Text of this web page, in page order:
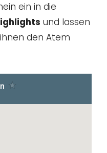
ein in die
und lassen
den Atem